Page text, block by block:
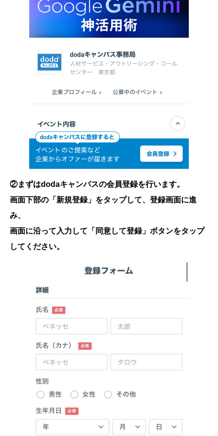
②まずはdodaキャンパスの会員登録を行います。
画面下部の「新規登録」をタップして、登録画面に進
み、
画面に沿って入力して「同意して登録」ボタンをタップ
してください。